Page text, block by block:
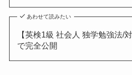
あわせて読みたい
【英検1級 社会人 独学勉強法/
で完全公開